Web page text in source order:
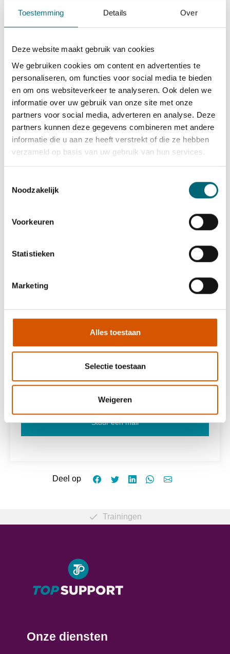
Toestemming Details Over
Deze website maakt gebruik van cookies
We gebruiken cookies om content en advertenties te
personaliseren, om functies voor social media te bieden
en om ons websiteverkeer te analyseren. Ook delen we
informatie over uw gebruik van onze site met onze
partners voor social media, adverteren en analyse. Deze
partners kunnen deze gegevens combineren met andere
informatie die u aan ze heeft verstrekt of die ze hebben
verzameld op basis van uw gebruik van hun services.
Noodzakelijk
Voorkeuren
Statistieken
Marketing
Alles toestaan
Selectie toestaan
Weigeren
Betrouwbaarheid en een representatieve uitstraling
Voor wie?
in aanmerking komen voor een (gedeeltelijke) vergoeding
van de opleiding. Dit geldt bijvoorbeeld als je:
• een WIA-, WGA-, WAO-, Wajong-, WW-, Ziektewet- of
bijstandsuitkering ontvangt, aangezien wij
scholingspartner van het UWV zijn
• deelnemer bent aan een 2e spoor- of
outplacementtraject
Een VOG en medische keuring zijn verplicht. Wij
begeleiden je hierin stap voor stap.
We maken graag kennis met je. Solliciteer nu en vervoer
binnenkort kinderen veilig en vertrouwd naar school.
phone 0523-712281
Stuur een mail
Deel op
Trainingen
Onze diensten